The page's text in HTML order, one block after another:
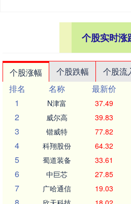
个股实时涨
个股涨幅 个股跌幅 个股流
排名
名称 最新价
1
N津富 37.49
2 威尔高 39.83
3 锴威特 77.82
4 科翔股份 64.32
5 蜀道装备 33.61
6 中巨芯 27.85
7 广哈通信 19.03